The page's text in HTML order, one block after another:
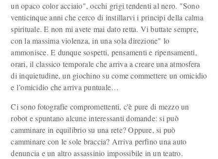
un opaco color acciaio", occhi grigi tendenti al nero. "Sono
venticinque anni che cerco di instillarvi i principi della calma
spirituale. E non mi avete mai dato retta. Vi buttate sempre,
con la massima violenza, in una sola direzione" lo
ammonisce. E dunque sospetti, pensamenti e ripensamenti,
orari, il classico temporale che arriva a creare una atmosfera
di inquietudine, un giochino su come commettere un omicidio
e l’omicidio che arriva puntuale…
Ci sono fotografie compromettenti, c'è pure di mezzo un
robot e spuntano alcune interessanti domande: si può
camminare in equilibrio su una rete? Oppure, si può
camminare con le sole braccia? Arriva perfino una auto
denuncia e un altro assassinio impossibile in un teatro.